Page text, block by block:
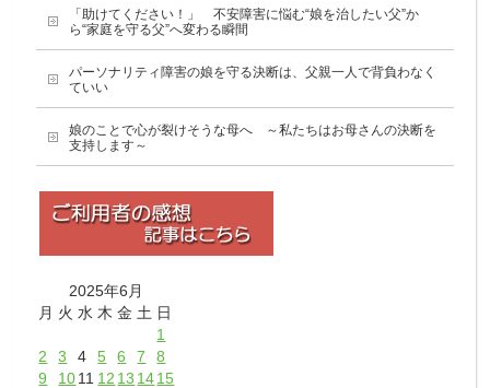
「助けてください！」 不安障害に悩む“娘を治したい父”か
ら“家庭を守る父”へ変わる瞬間
パーソナリティ障害の娘を守る決断は、父親一人で背負わなく
ていい
娘のことで心が裂けそうな母へ ～私たちはお母さんの決断を
支持します～
2025年6月
月 火 水 木 金 土 日
1
2
3 4 5 6 7
8
9
1011 12 13 1415